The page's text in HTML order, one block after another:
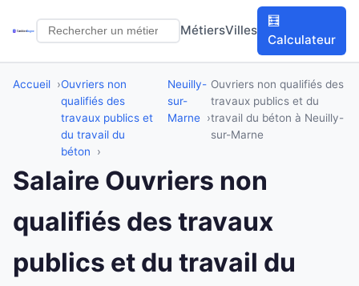
MétiersVilles
🧮
Calculateur
Accueil
Ouvriers non
qualifiés des
travaux publics et
du travail du
béton
Neuilly-
sur-
Marne
Ouvriers non qualifiés des
travaux publics et du
travail du béton à Neuilly-
sur-Marne
Salaire Ouvriers non
qualifiés des travaux
publics et du travail du